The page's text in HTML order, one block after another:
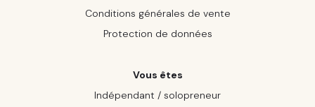
Conditions générales de vente
Protection de données
Vous êtes
Indépendant / solopreneur